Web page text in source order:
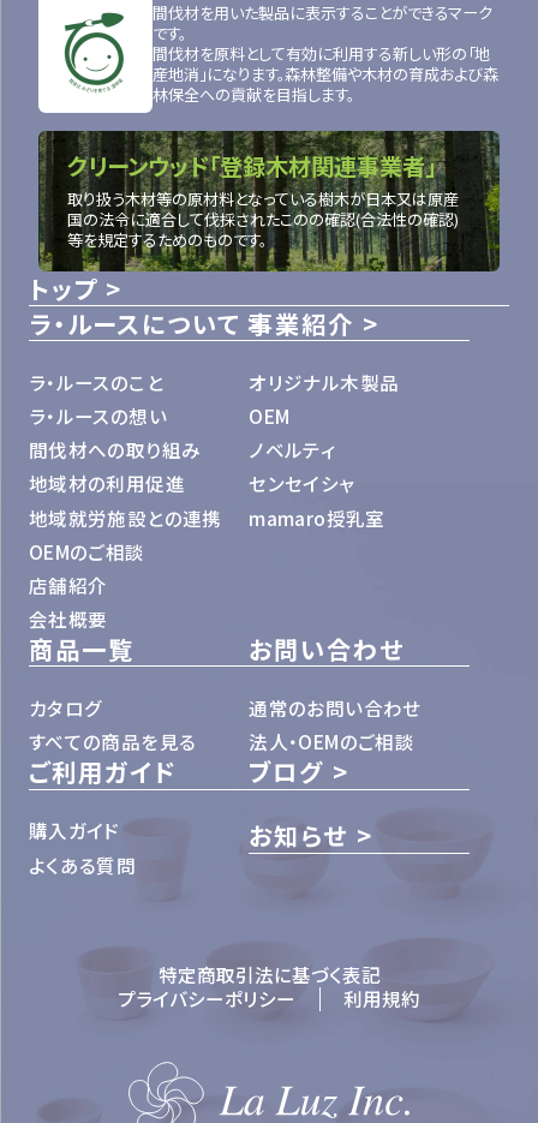
トップ
ラ・ルースについて
ラ・ルースのこと
ラ・ルースの想い
間伐材への取り組み
地域材の利用促進
地域就労施設との連携
OEMのご相談
店舗紹介
会社概要
事業紹介
オリジナル木製品
OEM
ノベルティ
センセイシャ
mamaro授乳室
商品一覧
カタログ
すべての商品を見る
お問い合わせ
通常のお問い合わせ
法人・OEMのご相談
ご利用ガイド
購入ガイド
よくある質問
ブログ
お知らせ
間伐材を用いた製品に表示することができるマーク
です。
間伐材を原料として有効に利用する新しい形の「地
産地消」になります。森林整備や木材の育成および森
林保全への貢献を目指します。
クリーンウッド「登録木材関連事業者」
取り扱う木材等の原材料となっている樹木が日本又は原産
国の法令に適合して伐採されたこのの確認(合法性の確認)
等を規定するためのものです。
特定商取引法に基づく表記
プライバシーポリシー
利用規約